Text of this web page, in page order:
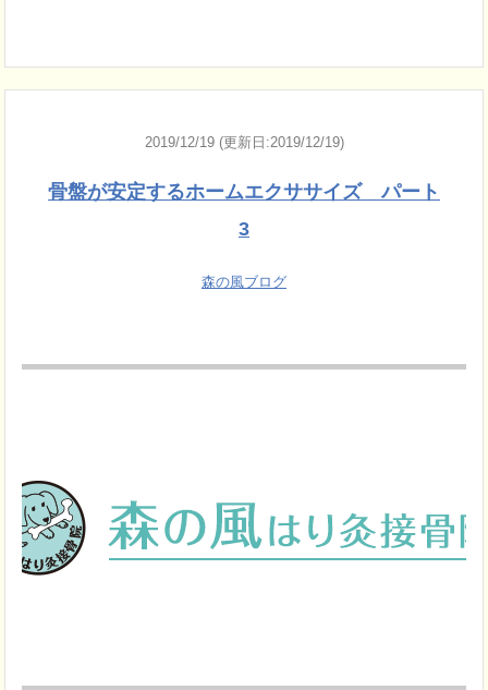
2019/12/19 (更新日:2019/12/19)
骨盤が安定するホームエクササイズ パート
3
森の風ブログ